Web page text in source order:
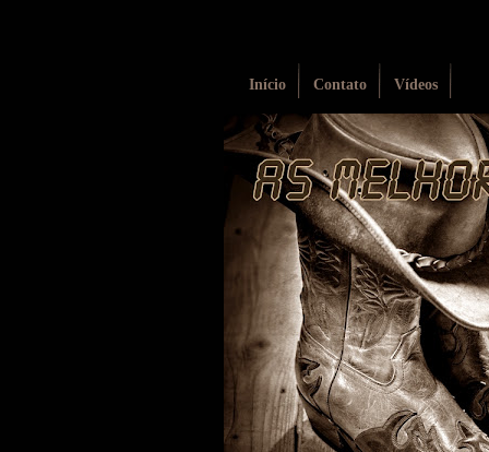
Início Contato Vídeos